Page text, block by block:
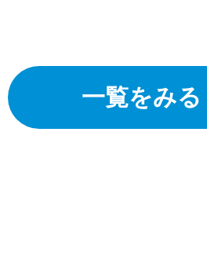
一覧をみる